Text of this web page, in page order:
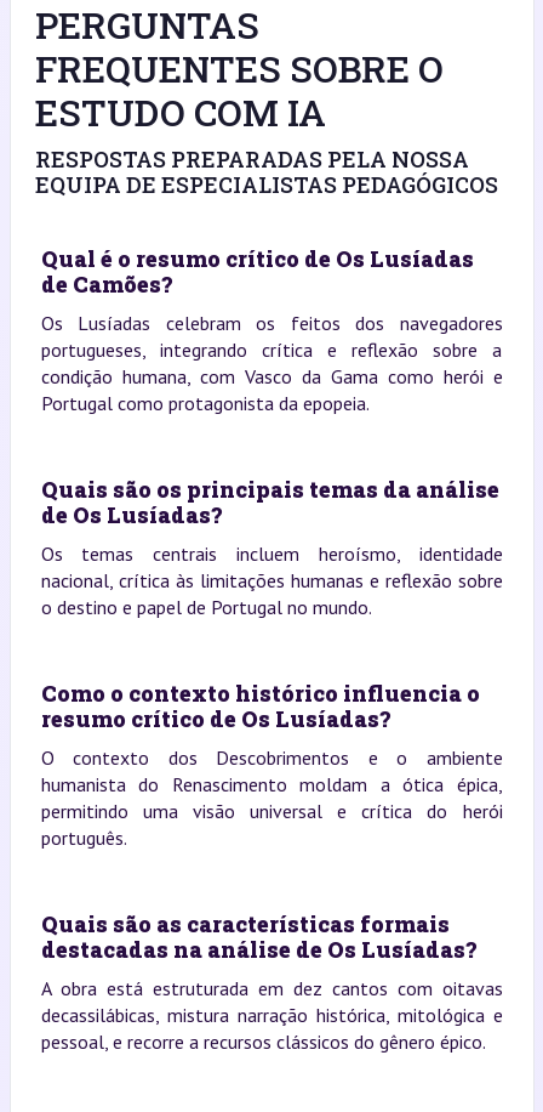
PERGUNTAS
FREQUENTES SOBRE O
ESTUDO COM IA
RESPOSTAS PREPARADAS PELA NOSSA
EQUIPA DE ESPECIALISTAS PEDAGÓGICOS
Qual é o resumo crítico de Os Lusíadas
de Camões?
Os Lusíadas celebram os feitos dos navegadores
portugueses, integrando crítica e reflexão sobre a
condição humana, com Vasco da Gama como herói e
Portugal como protagonista da epopeia.
Quais são os principais temas da análise
de Os Lusíadas?
Os temas centrais incluem heroísmo, identidade
nacional, crítica às limitações humanas e reflexão sobre
o destino e papel de Portugal no mundo.
Como o contexto histórico influencia o
resumo crítico de Os Lusíadas?
O contexto dos Descobrimentos e o ambiente
humanista do Renascimento moldam a ótica épica,
permitindo uma visão universal e crítica do herói
português.
Quais são as características formais
destacadas na análise de Os Lusíadas?
A obra está estruturada em dez cantos com oitavas
decassilábicas, mistura narração histórica, mitológica e
pessoal, e recorre a recursos clássicos do gênero épico.